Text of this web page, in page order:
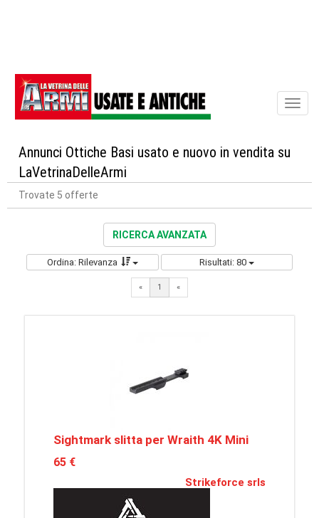
Annunci Ottiche Basi usato e nuovo in vendita su
LaVetrinaDelleArmi
Trovate 5 offerte
RICERCA AVANZATA
Ordina: Rilevanza Risultati: 80
« 1 «
Sightmark slitta per Wraith 4K Mini
65 €
Strikeforce srls